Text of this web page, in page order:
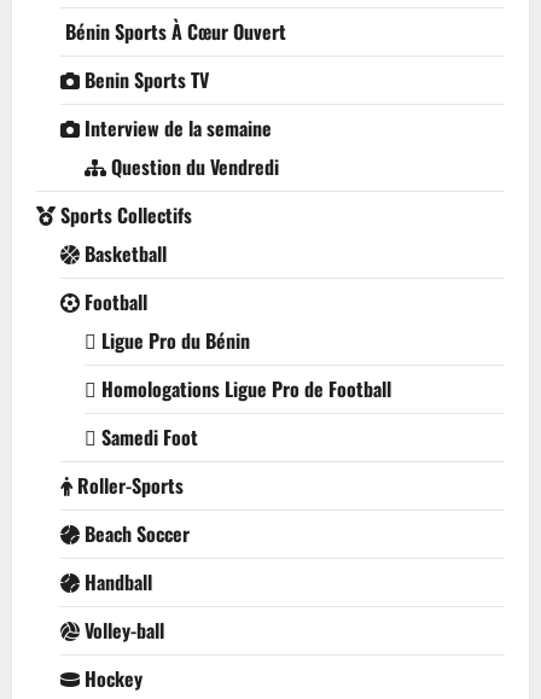
Bénin Sports À Cœur Ouvert
Benin Sports TV
Interview de la semaine
Question du Vendredi
Sports Collectifs
Basketball
Football
Ligue Pro du Bénin
Homologations Ligue Pro de Football
Samedi Foot
Roller-Sports
Beach Soccer
Handball
Volley-ball
Hockey